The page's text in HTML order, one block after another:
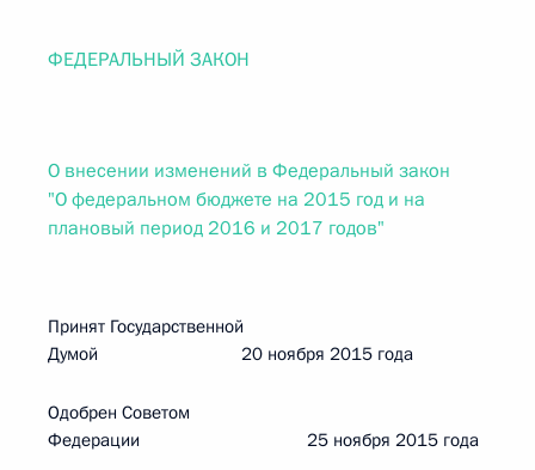
ФЕДЕРАЛЬНЫЙ ЗАКОН
О внесении изменений в Федеральный закон
"О федеральном бюджете на 2015 год и на
плановый период 2016 и 2017 годов"
Принят Государственной
Думой 20 ноября 2015 года
Одобрен Советом
Федерации 25 ноября 2015 года